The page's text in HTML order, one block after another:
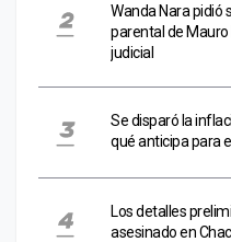
Wanda Nara pidió
parental de Mauro
judicial
Se disparó la
qué anticipa para
Los detalles
asesinado en